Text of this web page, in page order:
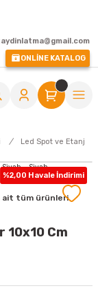
ONLİNE KATALOG
Led Spot ve Etanj
%2,00 Havale İndirimi
ait tüm ürünleri
10x10 Cm